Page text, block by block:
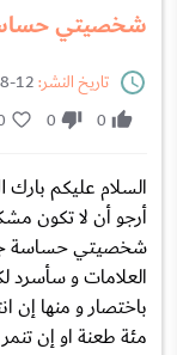
شخصيتي
تاريخ النشر:
0
0
السلام عليكم بارك
أرجو أن لا تكون
شخصيتي حساسة
العلامات و
باختصار و منها إن
مئة طعنة او إن